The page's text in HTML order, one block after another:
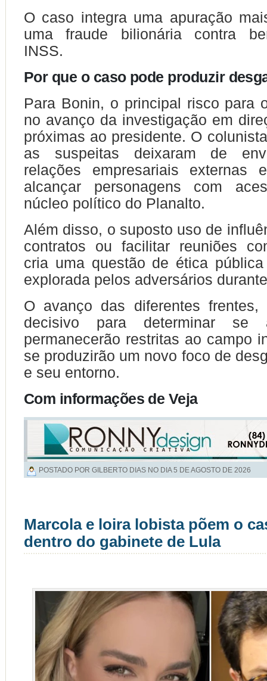
O caso integra uma apuração
uma fraude bilionária contra
INSS.
Por que o caso pode produzir
Para Bonin, o principal risco para
no avanço da investigação em
próximas ao presidente. O
as suspeitas deixaram de
relações empresariais externas
alcançar personagens com
núcleo político do Planalto.
Além disso, o suposto uso de
contratos ou facilitar reuniões
cria uma questão de ética
explorada pelos adversários
O avanço das diferentes frentes,
decisivo para determinar se
permanecerão restritas ao campo
se produzirão um novo foco de
e seu entorno.
Com informações de Veja
POSTADO POR GILBERTO DIAS NO DIA5 DE AGOSTO DE 2026
Marcola e loira lobista põem o
dentro do gabinete de Lula